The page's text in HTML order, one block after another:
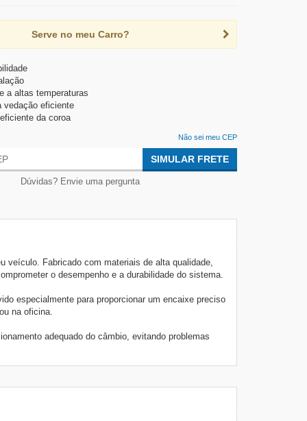
Serve no meu Carro?
a altas temperaturas
vedação eficiente
da coroa
Não sei meu CEP
SIMULAR FRETE
Dúvidas? Envie uma pergunta
veículo. Fabricado com materiais de alta qualidade,
o desempenho e a durabilidade do sistema.
especialmente para proporcionar um encaixe preciso
na oficina.
adequado do câmbio, evitando problemas